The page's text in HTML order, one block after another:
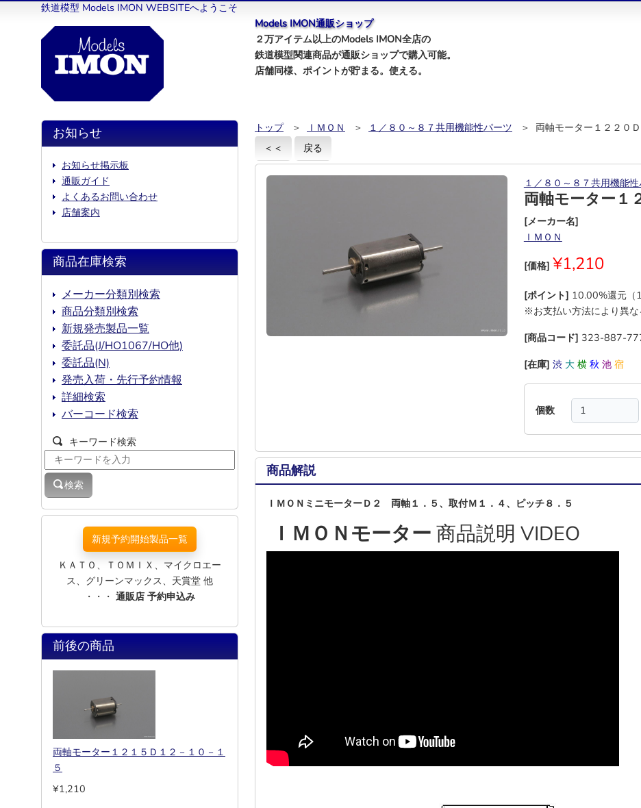
鉄道模型 Models IMON WEBSITEへようこそ
Models IMON通販ショップ
２万アイテム以上のModels IMON全店の
鉄道模型関連商品が通販ショップで購入可能。
店舗同様、ポイントが貯まる。使える。
トップ ＞ ＩＭＯＮ ＞ １／８０～８７共用機能性パーツ
＞ 両軸モーター１２２０
＜＜
戻る
１／８０～８７共用機能
両軸モーター１
[メーカー名]
ＩＭＯＮ
[価格] ¥1,210
[ポイント] 10.00%還元（
※お支払い方法により異な
[商品コード] 323-887-
[在庫] 渋 大 横 秋 池 宿
個数
商品解説
ＩＭＯＮミニモーターＤ２ 両軸１．５、取付Ｍ１．４、ピッチ８．５
ＩＭＯＮモーター 商品説明 VIDEO
お知らせ
お知らせ掲示板
通販ガイド
よくあるお問い合わせ
店舗案内
商品在庫検索
メーカー分類別検索
商品分類別検索
新規発売製品一覧
委託品(J/HO1067/HO他)
委託品(N)
発売入荷・先行予約情報
詳細検索
バーコード検索
キーワード検索
検索
新規予約開始製品一覧
ＫＡＴＯ、ＴＯＭＩＸ、マイクロエー
ス、グリーンマックス、天賞堂 他
・・・ 通販店 予約申込み
前後の商品
両軸モーター１２１５Ｄ１２－１０－１
５
¥1,210